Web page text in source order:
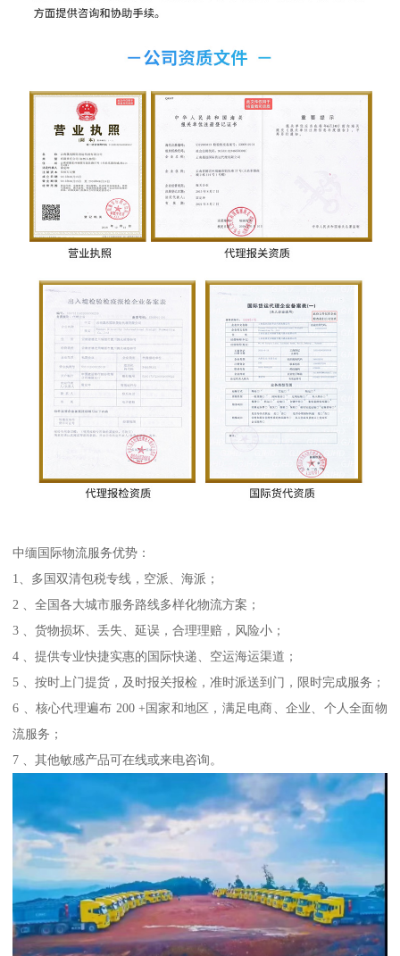
中缅国际物流服务优势：
1、多国双清包税专线，空派、海派；
2 、全国各大城市服务路线多样化物流方案；
3 、货物损坏、丢失、延误，合理理赔，风险小；
4 、提供专业快捷实惠的国际快递、空运海运渠道；
5 、按时上门提货，及时报关报检，准时派送到门，限时完成服务；
6 、核心代理遍布 200 +国家和地区，满足电商、企业、个人全面物
流服务；
7 、其他敏感产品可在线或来电咨询。